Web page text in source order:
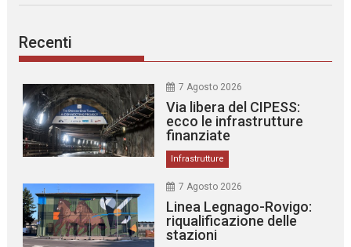
Recenti
7 Agosto 2026
Via libera del CIPESS:
ecco le infrastrutture
finanziate
Infrastrutture
7 Agosto 2026
Linea Legnago-Rovigo:
riqualificazione delle
stazioni